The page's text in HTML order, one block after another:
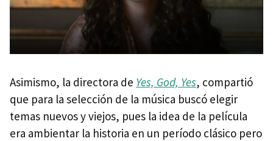
Asimismo, la directora de Yes, God, Yes, compartió
que para la selección de la música buscó elegir
temas nuevos y viejos, pues la idea de la película
era ambientar la historia en un período clásico pero